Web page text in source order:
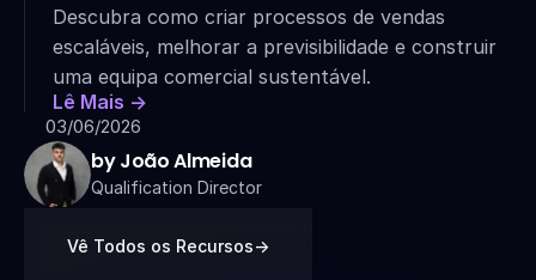
Descubra como criar processos de vendas
escaláveis, melhorar a previsibilidade e construir
uma equipa comercial sustentável.
Lê Mais ->
03/06/2026
by João Almeida
Qualification Director
Vê Todos os Recursos->